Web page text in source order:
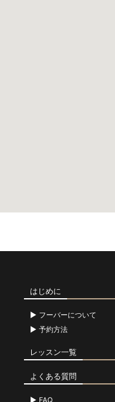
はじめに
フーバーについて
予約方法
レッスン一覧
よくある質問
FAQ